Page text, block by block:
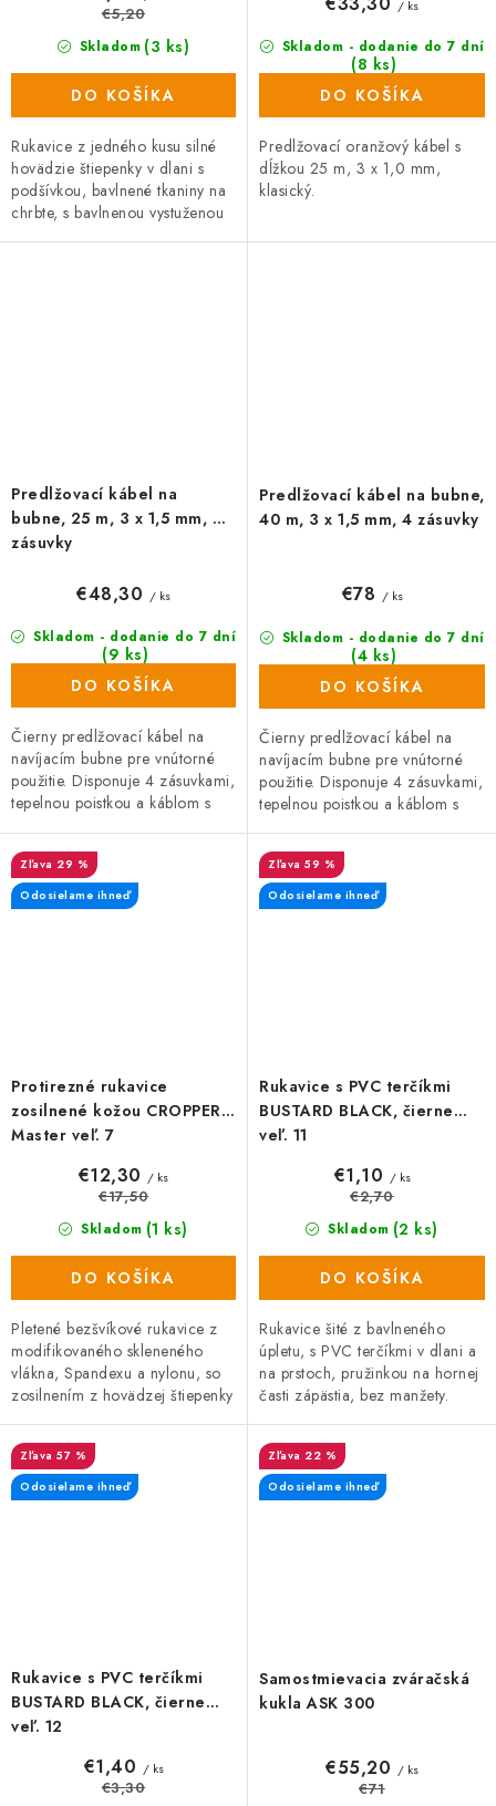
Skladom (3 ks)
€5,20
DO KOŠÍKA
Rukavice z jedného kusu silné
hovädzie štiepenky v dlani s
podšívkou, bavlnené tkaniny na
chrbte, s bavlnenou vystuženou
Skladom - dodanie do 7 dní
(8 ks)
/ ks
DO KOŠÍKA
Predlžovací oranžový kábel s
dĺžkou 25 m, 3 x 1,0 mm,
klasický.
Predlžovací kábel na
bubne, 25 m, 3 x 1,5 mm, 4
zásuvky
Skladom - dodanie do 7 dní
(9 ks)
€48,30 / ks
DO KOŠÍKA
Čierny predlžovací kábel na
navíjacím bubne pre vnútorné
použitie. Disponuje 4 zásuvkami,
tepelnou poistkou a káblom s
zástrčka sú vyrobené z plastu,...
Predlžovací kábel na bubne,
40 m, 3 x 1,5 mm, 4 zásuvky
Skladom - dodanie do 7 dní
(4 ks)
€78 / ks
DO KOŠÍKA
Čierny predlžovací kábel na
navíjacím bubne pre vnútorné
použitie. Disponuje 4 zásuvkami,
tepelnou poistkou a káblom s
zástrčka sú vyrobené z...
Protirezné rukavice
zosilnené kožou CROPPER
Master veľ. 7
29 %
Odosielame ihneď
Skladom (1 ks)
€12,30 / ks
€17,50
DO KOŠÍKA
Pletené bezšvíkové rukavice z
modifikovaného skleneného
vlákna, Spandexu a nylonu, so
zosilnením z hovädzej štiepenky
odolnosťou proti prerezu
kategórie E.
Rukavice s PVC terčíkmi
BUSTARD BLACK, čierne
veľ. 11
59 %
Odosielame ihneď
Skladom (2 ks)
€1,10 / ks
€2,70
DO KOŠÍKA
Rukavice šité z bavlneného
úpletu, s PVC terčíkmi v dlani a
na prstoch, pružinkou na hornej
časti zápästia, bez manžety.
Rukavice s PVC terčíkmi
BUSTARD BLACK, čierne
veľ. 12
57 %
Odosielame ihneď
€1,40 / ks
€3,30
Samostmievacia zváračská
kukla ASK 300
22 %
Odosielame ihneď
€55,20 / ks
€71